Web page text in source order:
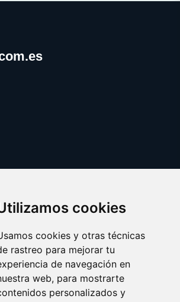
cookies
cookies y otras técnicas
rastreo para mejorar tu
de navegación en
web, para mostrarte
personalizados y
cookies preferences
© 2025 cheguevara.com.es